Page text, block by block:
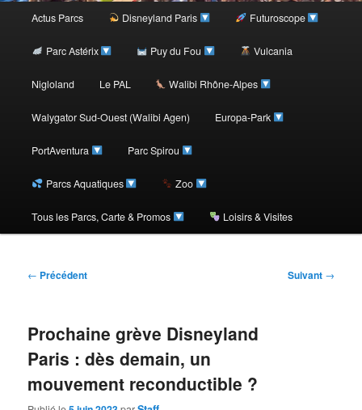
Menu
Aller
contenu
Actus Parcs Disneyland Paris Futuroscope
Parc Astérix Puy du Fou Vulcania
Nigloland Le PAL Walibi Rhône-Alpes
Walygator Sud-Ouest (Walibi Agen) Europa-Park
PortAventura Parc Spirou
Parcs Aquatiques Zoo
Tous les Parcs, Carte & Promos Loisirs & Visites
Navigation
← Précédent Suivant →
Prochaine grève Disneyland
Paris : dès demain, un
mouvement reconductible ?